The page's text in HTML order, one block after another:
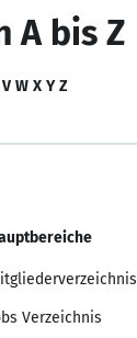
A bis Z
V W X Y Z
Verzeichnis